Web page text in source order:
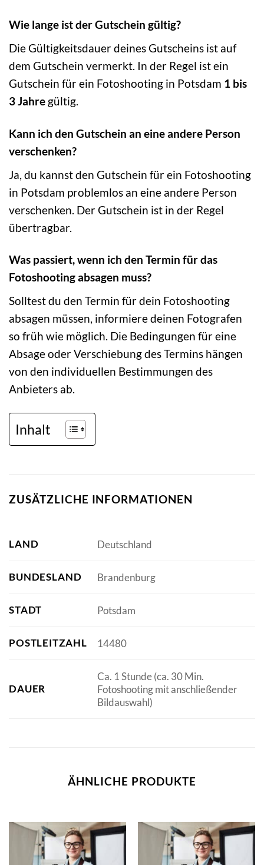
Wie lange ist der Gutschein gültig?
Die Gültigkeitsdauer deines Gutscheins ist auf
dem Gutschein vermerkt. In der Regel ist ein
Gutschein für ein Fotoshooting in Potsdam 1 bis
3 Jahre gültig.
Kann ich den Gutschein an eine andere Person
verschenken?
Ja, du kannst den Gutschein für ein Fotoshooting
in Potsdam problemlos an eine andere Person
verschenken. Der Gutschein ist in der Regel
übertragbar.
Was passiert, wenn ich den Termin für das
Fotoshooting absagen muss?
Solltest du den Termin für dein Fotoshooting
absagen müssen, informiere deinen Fotografen
so früh wie möglich. Die Bedingungen für eine
Absage oder Verschiebung des Termins hängen
von den individuellen Bestimmungen des
Anbieters ab.
Inhalt
ZUSÄTZLICHE INFORMATIONEN
LAND Deutschland
BUNDESLAND Brandenburg
STADT Potsdam
POSTLEITZAHL 14480
DAUER
Ca. 1 Stunde (ca. 30 Min.
Fotoshooting mit anschließender
Bildauswahl)
ÄHNLICHE PRODUKTE